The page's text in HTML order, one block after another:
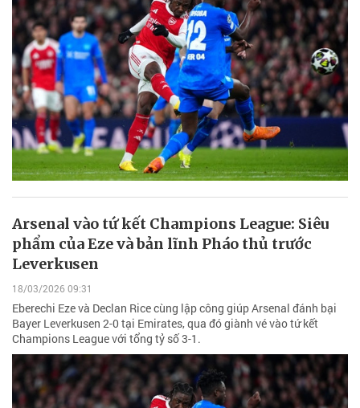
Arsenal vào tứ kết Champions League: Siêu
phẩm của Eze và bản lĩnh Pháo thủ trước
Leverkusen
18/03/2026 09:31
Eberechi Eze và Declan Rice cùng lập công giúp Arsenal đánh bại
Bayer Leverkusen 2-0 tại Emirates, qua đó giành vé vào tứ kết
Champions League với tổng tỷ số 3-1.